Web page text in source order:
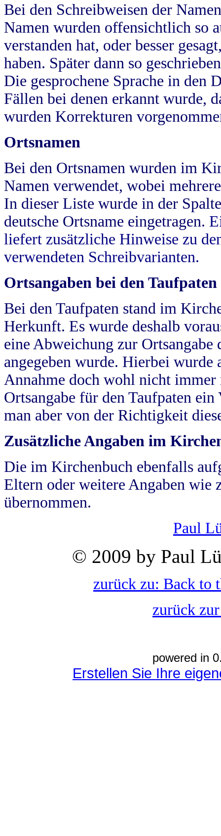
Bei den Schreibweisen der
Namen wurden offensichtlich so
verstanden hat, oder besser
haben. Später dann so
Die gesprochene Sprache in
Fällen bei denen erkannt wurde,
wurden Korrekturen
Ortsnamen
Bei den Ortsnamen wurden im
Namen verwendet, wobei
In dieser Liste wurde in der
deutsche Ortsname eingetragen.
liefert zusätzliche Hinweise zu
verwendeten Schreibvarianten.
Ortsangaben bei den Taufpaten
Bei den Taufpaten stand im
Herkunft. Es wurde deshalb
eine Abweichung zur
angegeben wurde. Hierbei wurde
Annahme doch wohl nicht
Ortsangabe für den Taufpaten
man aber von der Richtigkeit
Zusätzliche Angaben im
Die im Kirchenbuch ebenfalls
Eltern oder weitere Angaben wie
übernommen.
Paul
© 2009 by Paul
zurück zu: Back to
zurück
powered in
Erstellen Sie Ihre